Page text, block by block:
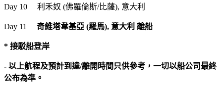
Day 10 利禾奴 (佛羅倫斯/比薩), 意大利
Day 11 奇維塔韋基亞 (羅馬), 意大利 離船​
* 接駁船登岸
- 以上航程及預計到達/離開時間只供參考，一切以船公司最終
公布為準。